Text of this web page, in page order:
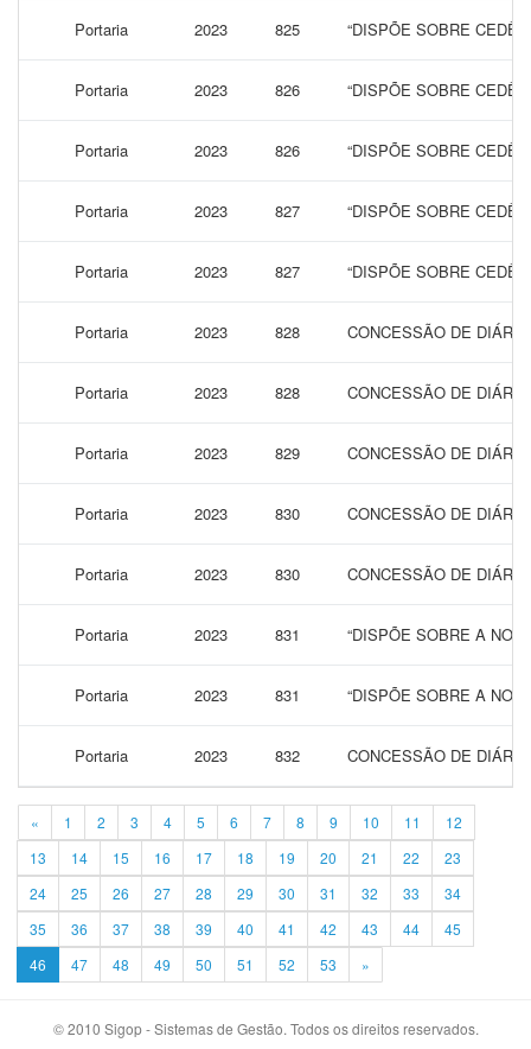
Portaria 2023 825 “DISPÕE SOBRE
Portaria 2023 826 “DISPÕE SOBRE
Portaria 2023 826 “DISPÕE SOBRE
Portaria 2023 827 “DISPÕE SOBRE
Portaria 2023 827 “DISPÕE SOBRE
Portaria 2023 828 CONCESSÃO DE
Portaria 2023 828 CONCESSÃO DE
Portaria 2023 829 CONCESSÃO DE
Portaria 2023 830 CONCESSÃO DE
Portaria 2023 830 CONCESSÃO DE
Portaria 2023 831 “DISPÕE SOBRE A
Portaria 2023 831 “DISPÕE SOBRE A
Portaria 2023 832 CONCESSÃO DE
« 1 2 3 4 5 6 7 8 9 10 11
12
13
14 15 16 17 18 19 20 21 22
23
24
25 26 27 28 29 30 31 32 33
34
35
36 37 38 39 40 41 42 43 44
45
46
47 48 49 50 51 52 53 »
© 2010 Sigop - Sistemas de Gestão. Todos os direitos reservados.